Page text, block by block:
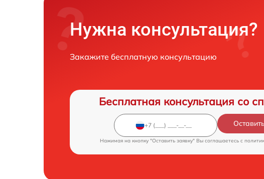
Нужна консультация?
Закажите бесплатную консультацию
Бесплатная консультация со
Нажимая на кнопку "Оставить заявку" Вы соглашаетесь c